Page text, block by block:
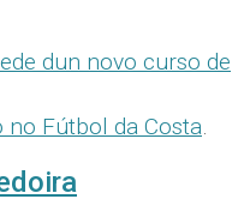
dun novo curso de
no Fútbol da Costa.